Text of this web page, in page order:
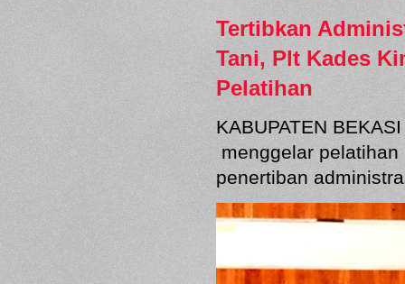
Tertibkan
Tani, Plt Kades
Pelatihan
KABUPATEN
menggelar
penertiban